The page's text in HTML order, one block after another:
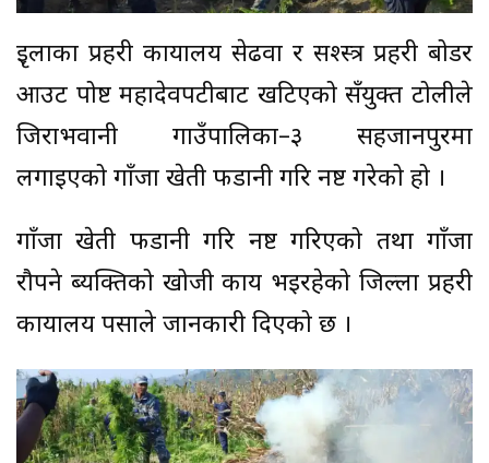
इृलाका प्रहरी कार्यालय सेढवा र सश्स्त्र प्रहरी बोर्डर
आउट पोष्ट महादेवपटीबाट खटिएको सँयुक्त टोलीले
जिराभवानी गाउँपालिका–३ सहजानपुरमा
लगाइएको गाँजा खेती फडानी गरि नष्ट गरेको हो ।
गाँजा खेती फडानी गरि नष्ट गरिएको तथा गाँजा
रौपने ब्यक्तिको खोजी कार्य भईरहेको जिल्ला प्रहरी
कार्यालय पर्साले जानकारी दिएको छ ।